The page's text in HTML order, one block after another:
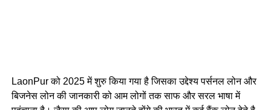
LaonPur को 2025 में शुरु किया गया है जिसका उद्देश्य पर्सनल लोन और
बिजनेस लोन की जानकारी को आम लोगों तक साफ और सरल भाषा में